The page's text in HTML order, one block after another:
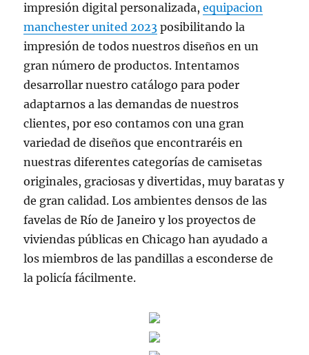
impresión digital personalizada,equipacion
manchester united 2023 posibilitando la
impresión de todos nuestros diseños en un
gran número de productos. Intentamos
desarrollar nuestro catálogo para poder
adaptarnos a las demandas de nuestros
clientes, por eso contamos con una gran
variedad de diseños que encontraréis en
nuestras diferentes categorías de camisetas
originales, graciosas y divertidas, muy baratas y
de gran calidad. Los ambientes densos de las
favelas de Río de Janeiro y los proyectos de
viviendas públicas en Chicago han ayudado a
los miembros de las pandillas a esconderse de
la policía fácilmente.